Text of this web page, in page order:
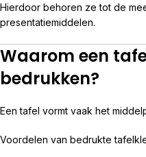
Hierdoor behoren ze tot de
presentatiemiddelen.
Waarom een
bedrukken?
Een tafel vormt vaak het
Voordelen van bedrukte